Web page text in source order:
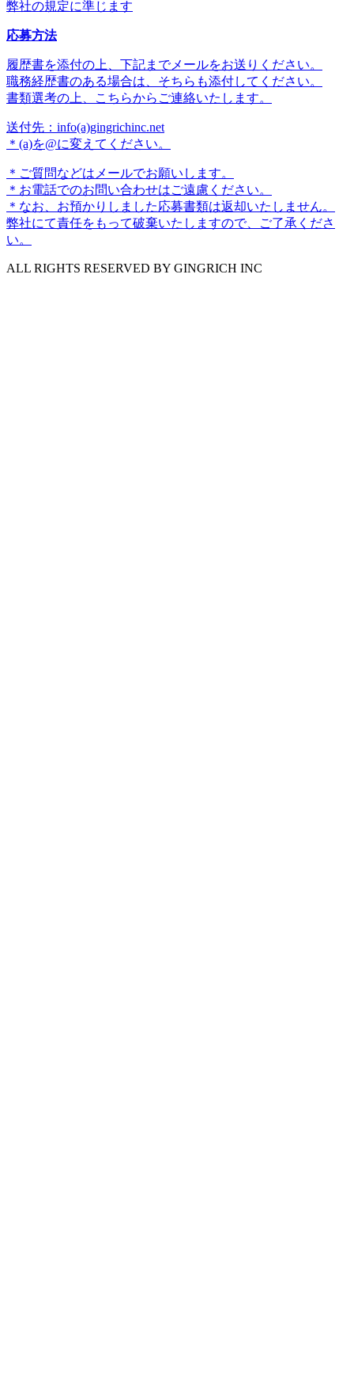
弊社の規定に準じます
応募方法
履歴書を添付の上、下記までメールをお送りください。
職務経歴書のある場合は、そちらも添付してください。
書類選考の上、こちらからご連絡いたします。
送付先：info(a)gingrichinc.net
＊(a)を@に変えてください。
＊ご質問などはメールでお願いします。
＊お電話でのお問い合わせはご遠慮ください。
＊なお、お預かりしました応募書類は返却いたしません。
弊社にて責任をもって破棄いたしますので、ご了承くださ
い。
ALL RIGHTS RESERVED BY GINGRICH INC